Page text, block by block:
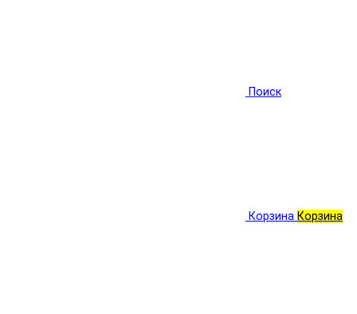
Поиск
Корзина Корзина